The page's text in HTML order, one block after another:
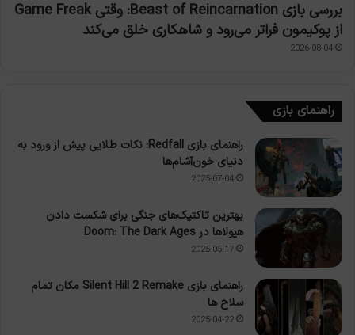
بررسی بازی Beast of Reincarnation: وقتی Game Freak
از پوکیمون فراتر می‌رود و شاهکاری خلق می‌کند
2026-08-04
راهنمای بازی
راهنمای بازی Redfall: نکات طلایی پیش از ورود به
دنیای خون‌آشام‌ها
2025-07-04
بهترین تاکتیک‌های جنگی برای شکست دادن
هیولاها در Doom: The Dark Ages
2025-05-17
راهنمای بازی Silent Hill 2 Remake مکان تمام
سلاح ها
2025-04-22